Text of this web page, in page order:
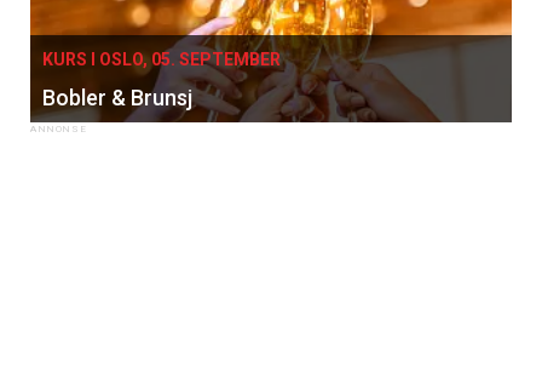
KURS I OSLO, 05. SEPTEMBER
Bobler & Brunsj